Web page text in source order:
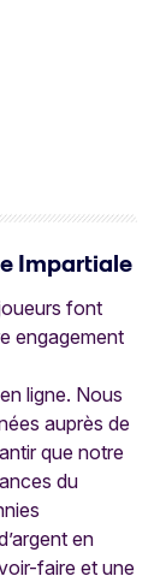
Impartiale
font
engagement
ligne. Nous
auprès de
que notre
du
en
faire et une